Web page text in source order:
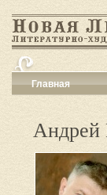
Главная
Андрей